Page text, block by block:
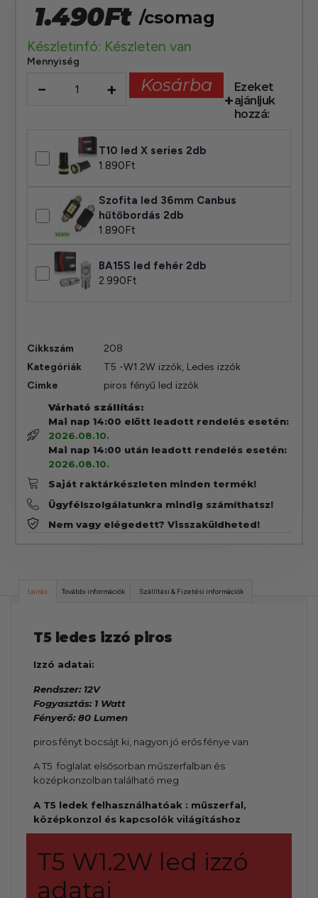
1.490Ft /csomag
Készletinfó: Készleten van
Mennyiség
− + Kosárba
Ezeket
ajánljuk
hozzá:
T10 led X series 2db
1.890Ft
Szofita led 36mm Canbus
hűtőbordás 2db
1.890 Ft
BA15S led fehér 2db
2.990Ft
Cikkszám
208
Kategóriák
T5 -W1.2W izzók, Ledes izzók
Cimke
piros fényű led izzók
Várható szállítás:
Mai nap 14:00 előtt leadott rendelés esetén:
2026.08.10.
Mai nap 14:00 után leadott rendelés esetén:
2026.08.10.
Saját raktárkészleten minden termék!
Ügyfélszolgálatunkra mindig számíthatsz!
Nem vagy elégedett? Visszaküldheted!
Leírás További információk Szállítási & Fizetési információk
T5 ledes izzó piros
Izzó adatai:
Rendszer: 12V
Fogyasztás: 1 Watt
Fényerő: 80 Lumen
piros fényt bocsájt ki, nagyon jó erős fénye van
A T5 foglalat elsősorban műszerfalban és
középkonzolban található meg
A T5 ledek felhasználhatóak : műszerfal,
középkonzol és kapcsolók világításhoz
T5 W1.2W led izzó
adatai